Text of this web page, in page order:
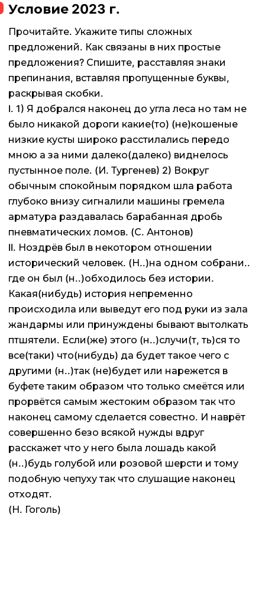
Условие 2023 г.
Прочитайте. Укажите типы сложных
предложений. Как связаны в них простые
предложения? Спишите, расставляя знаки
препинания, вставляя пропущенные буквы,
раскрывая скобки.
I. 1) Я добрался наконец до угла леса но там не
было никакой дороги какие(то) (не)кошеные
низкие кусты широко расстилались передо
мною а за ними далеко(далеко) виднелось
пустынное поле. (И. Тургенев) 2) Вокруг
обычным спокойным порядком шла работа
глубоко внизу сигналили машины гремела
арматура раздавалась барабанная дробь
пневматических ломов. (С. Антонов)
II. Ноздрёв был в некотором отношении
исторический человек. (Н..)на одном собрани..
где он был (н..)обходилось без истории.
Какая(нибудь) история непременно
происходила или выведут его под руки из зала
жандармы или принуждены бывают вытолкать
птшятели. Если(же) этого (н..)случи(т, ть)ся то
все(таки) что(нибудь) да будет такое чего с
другими (н..)так (не)будет или нарежется в
буфете таким образом что только смеётся или
прорвётся самым жестоким образом так что
наконец самому сделается совестно. И наврёт
совершенно безо всякой нужды вдруг
расскажет что у него была лошадь какой
(н..)будь голубой или розовой шерсти и тому
подобную чепуху так что слушащие наконец
отходят.
(Н. Гоголь)